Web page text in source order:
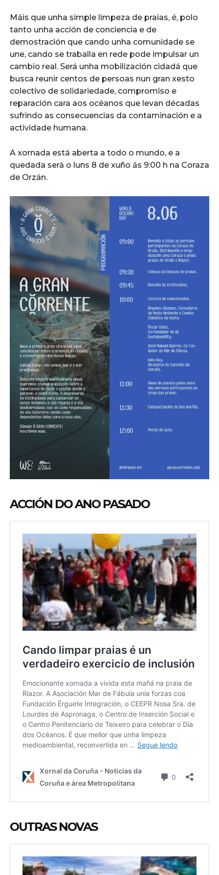
Máis que unha simple limpeza de praias, é, polo
tanto unha acción de conciencia e de
demostración que cando unha comunidade se
une, cando se traballa en rede pode impulsar un
cambio real. Será unha mobilización cidadá que
busca reunir centos de persoas nun gran xesto
colectivo de solidariedade, compromiso e
reparación cara aos océanos que levan décadas
sufrindo as consecuencias da contaminación e a
actividade humana.
A xornada está aberta a todo o mundo, e a
quedada será o luns 8 de xuño ás 9:00 h na Coraza
de Orzán.
ACCIÓN DO ANO PASADO
OUTRAS NOVAS